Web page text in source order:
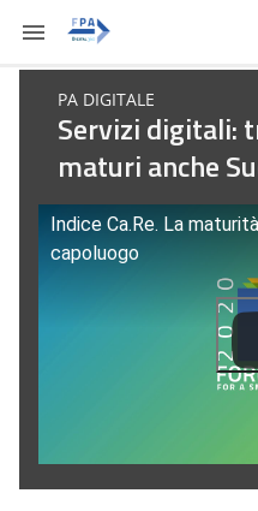
PA DIGITALE
Servizi digitali:
maturi anche
Indice Ca.Re. La
capoluogo